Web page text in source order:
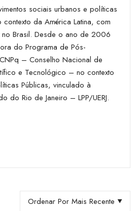
sociais urbanos e políticas
da América Latina, com
no Brasil. Desde o ano de 2006
do Programa de Pós-
– Conselho Nacional de
e Tecnológico – no contexto
Públicas, vinculado à
do Rio de Janeiro – LPP/UERJ.
Ordenar Por Mais Recente